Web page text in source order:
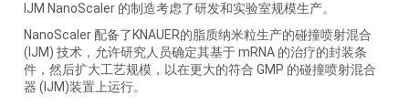
IJM NanoScaler 的制造考虑了研发和实验室规模生产。
NanoScaler 配备了KNAUER的脂质纳米粒生产的碰撞喷射混合
(IJM) 技术，允许研究人员确定其基于 mRNA 的治疗的封装条
件，然后扩大工艺规模，以在更大的符合 GMP 的碰撞喷射混合
器 (IJM)装置上运行。